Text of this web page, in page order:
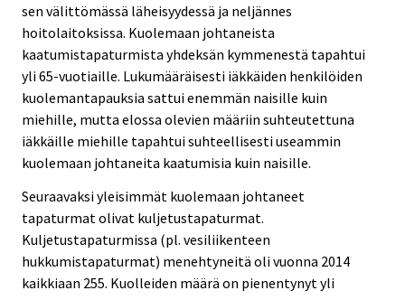
sen välittömässä läheisyydessä ja neljännes
hoitolaitoksissa. Kuolemaan johtaneista
kaatumistapaturmista yhdeksän kymmenestä tapahtui
yli 65-vuotiaille. Lukumääräisesti iäkkäiden henkilöiden
kuolemantapauksia sattui enemmän naisille kuin
miehille, mutta elossa olevien määriin suhteutettuna
iäkkäille miehille tapahtui suhteellisesti useammin
kuolemaan johtaneita kaatumisia kuin naisille.
Seuraavaksi yleisimmät kuolemaan johtaneet
tapaturmat olivat kuljetustapaturmat.
Kuljetustapaturmissa (pl. vesiliikenteen
hukkumistapaturmat) menehtyneitä oli vuonna 2014
kaikkiaan 255. Kuolleiden määrä on pienentynyt yli